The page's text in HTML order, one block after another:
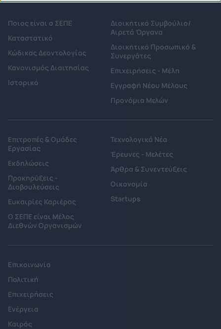
Ποιος είναι ο ΣΕΠΕ
Καταστατικό
Κώδικας Δεοντολογίας
Κανονισμός Διαιτησίας
Ιστορικό
Διοικητικό Συμβούλιο/
Αιρετά Όργανα
Διοικητικό Προσωπικό &
Συνεργάτες
Επιχειρήσεις - Μέλη
Εγγραφή Νέου Μέλους
Προνόμια Μελών
Επιτροπές & Ομάδες
Εργασίας
Εκδηλώσεις
Προκηρύξεις -
Διαβουλεύσεις
Ευκαιρίες Καριέρας
Ο ΣΕΠΕ είναι Μέλος
Διεθνών Οργανισμών
Τεχνολογικά Νέα
Έρευνες - Μελέτες
Άρθρα & Συνεντεύξεις
Οικονομία
Startups
Επικοινωνία
Πολιτική
Επιχειρήσεις
Ενέργεια
Καιρός